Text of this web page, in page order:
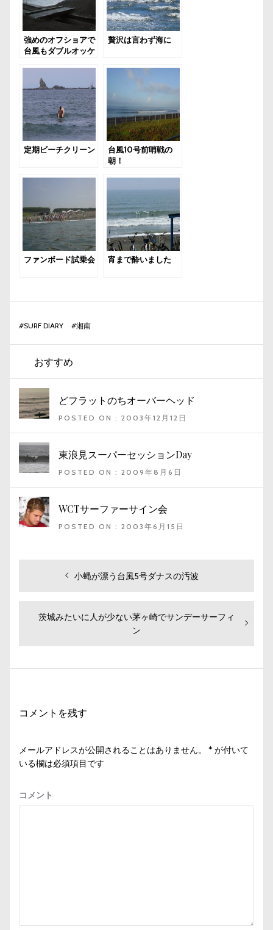
強めのオフショアで
台風もダブルオッケ
贅沢は言わず海に
定期ビーチクリーン
台風10号前哨戦の
朝！
ファンボード試乗会 宵まで酔いました
#SURF DIARY #湘南
おすすめ
どフラットのちオーバーヘッド
POSTED ON : 2003年12月12日
東浪見スーパーセッションDay
POSTED ON : 2009年8月6日
WCTサーファーサイン会
POSTED ON : 2003年6月15日
ー
ン
過
投
小蝿が漂う台風5号ダナスの汚波
次
茨城みたいに人が少ない茅ヶ崎でサンデーサーフィ
ン
コメントを残す
メールアドレスが公開されることはありません。 * が付いて
いる欄は必須項目です
コメント